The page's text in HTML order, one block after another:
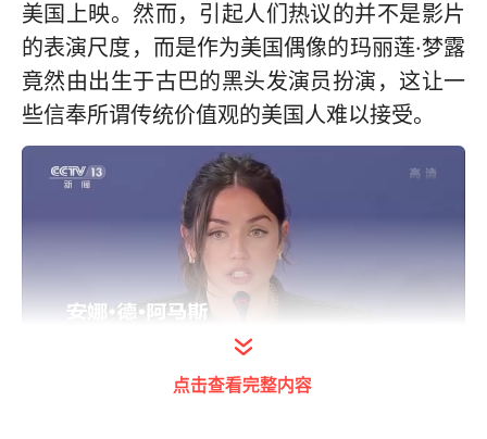
美国上映。然而，引起人们热议的并不是影片
的表演尺度，而是作为美国偶像的玛丽莲·梦露
竟然由出生于古巴的黑头发演员扮演，这让一
些信奉所谓传统价值观的美国人难以接受。
点击查看完整内容